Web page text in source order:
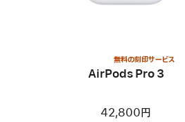
無料の刻印サービス
AirPods Pro 3
42,800円